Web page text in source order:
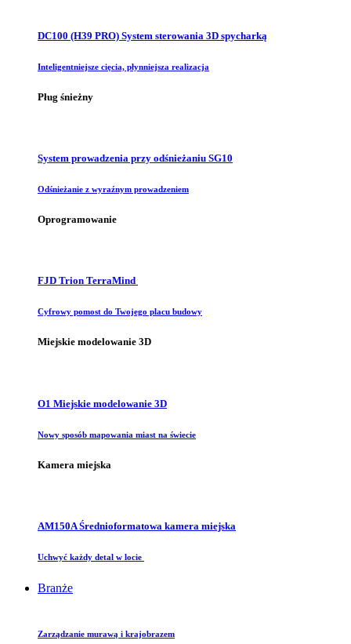
DC100 (H39 PRO) System sterowania 3D spycharką
Inteligentniejsze cięcia, płynniejsza realizacja
Pług śnieżny
System prowadzenia przy odśnieżaniu SG10
Odśnieżanie z wyraźnym prowadzeniem
Oprogramowanie
FJD Trion TerraMind
Cyfrowy pomost do Twojego placu budowy
Miejskie modelowanie 3D
O1 Miejskie modelowanie 3D
Nowy sposób mapowania miast na świecie
Kamera miejska
AM150A Średnioformatowa kamera miejska
Uchwyć każdy detal w locie
Branże
Zarządzanie murawą i krajobrazem